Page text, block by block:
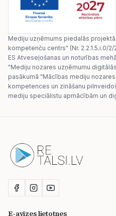
Mediju uzņēmums piedalās
kompetenču centrs" (Nr. 2.2.1.5.i.0/
ES Atveseļošanas un noturības
"Mediju nozares uzņēmumu
pasākumā "Mācības mediju
kompetences un zināšanu
mediju speciālistu apmācībām un
E-avīzes lietotnes